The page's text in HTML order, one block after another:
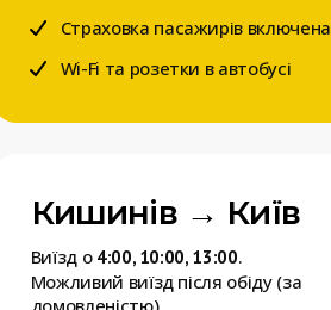
Страховка пасажирів включена
Wi-Fi та розетки в автобусі
Кишинів → Київ
Виїзд о 4:00, 10:00, 13:00.
Можливий виїзд після обіду (за
домовленістю)